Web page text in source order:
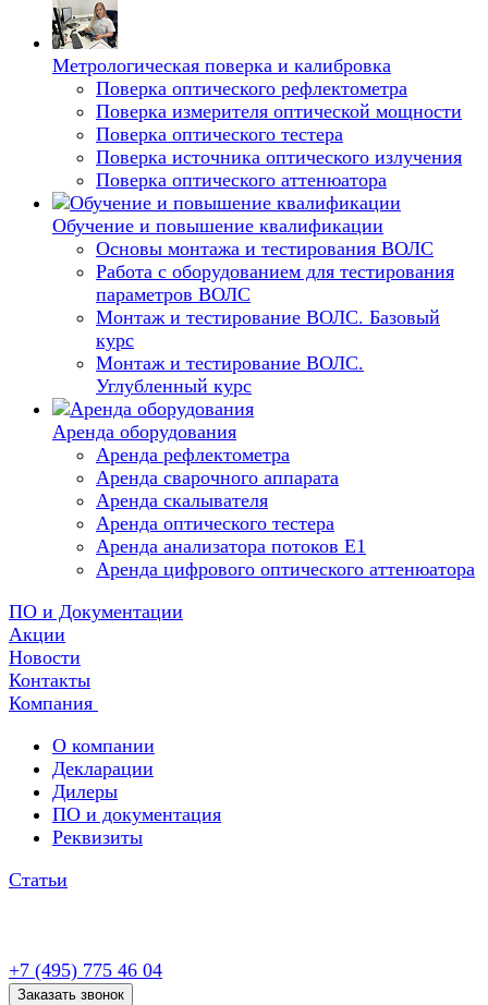
Метрологическая поверка и калибровка
Поверка оптического рефлектометра
Поверка измерителя оптической мощности
Поверка оптического тестера
Поверка источника оптического излучения
Поверка оптического аттенюатора
Обучение и повышение квалификации
Основы монтажа и тестирования ВОЛС
Работа с оборудованием для тестирования
параметров ВОЛС
Монтаж и тестирование ВОЛС. Базовый
курс
Монтаж и тестирование ВОЛС.
Углубленный курс
Аренда оборудования
Аренда рефлектометра
Аренда сварочного аппарата
Аренда скалывателя
Аренда оптического тестера
Аренда анализатора потоков Е1
Аренда цифрового оптического аттенюатора
ПО и Документации
Акции
Новости
Контакты
Компания
О компании
Декларации
Дилеры
ПО и документация
Реквизиты
Статьи
+7 (495) 775 46 04
Заказать звонок